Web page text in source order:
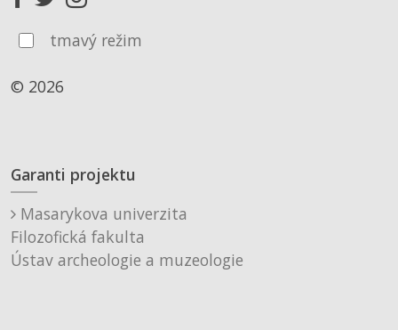
tmavý režim
© 2026
Garanti projektu
Masarykova univerzita
Filozofická fakulta
Ústav archeologie a muzeologie